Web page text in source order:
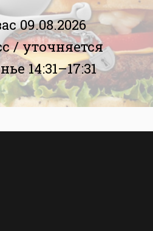
09.08.2026
/уточняется
14:31–17:31